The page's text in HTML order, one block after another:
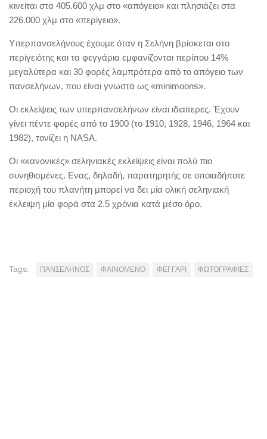
κινείται στα 405.600 χλμ στο «απόγειο» και πλησιάζει στα
226.000 χλμ στο «περίγειο».
Υπερπανσελήνους έχουμε όταν η Σελήνη βρίσκεται στο
περίγειότης και τα φεγγάρια εμφανίζονται περίπου 14%
μεγαλύτερα και 30 φορές λαμπρότερα από το απόγειο των
πανσελήνων, που είναι γνωστά ως «minimoons».
Οι εκλείψεις των υπερπανσελήνων είναι ιδιαίτερες. Έχουν
γίνει πέντε φορές από το 1900 (το 1910, 1928, 1946, 1964 και
1982), τονίζει η NASA.
Οι «κανονικές» σεληνιακές εκλείψεις είναι πολύ πιο
συνηθισμένες. Ενας, δηλαδή, παρατηρητής σε οποιαδήποτε
περιοχή του πλανήτη μπορεί να δει μία ολική σεληνιακή
έκλειψη μία φορά στα 2.5 χρόνια κατά μέσο όρο.
Tags: ΠΑΝΣΕΛΗΝΟΣ ΦΑΙΝΟΜΕΝΟ ΦΕΓΓΑΡΙ ΦΩΤΟΓΡΑΦΙΕΣ